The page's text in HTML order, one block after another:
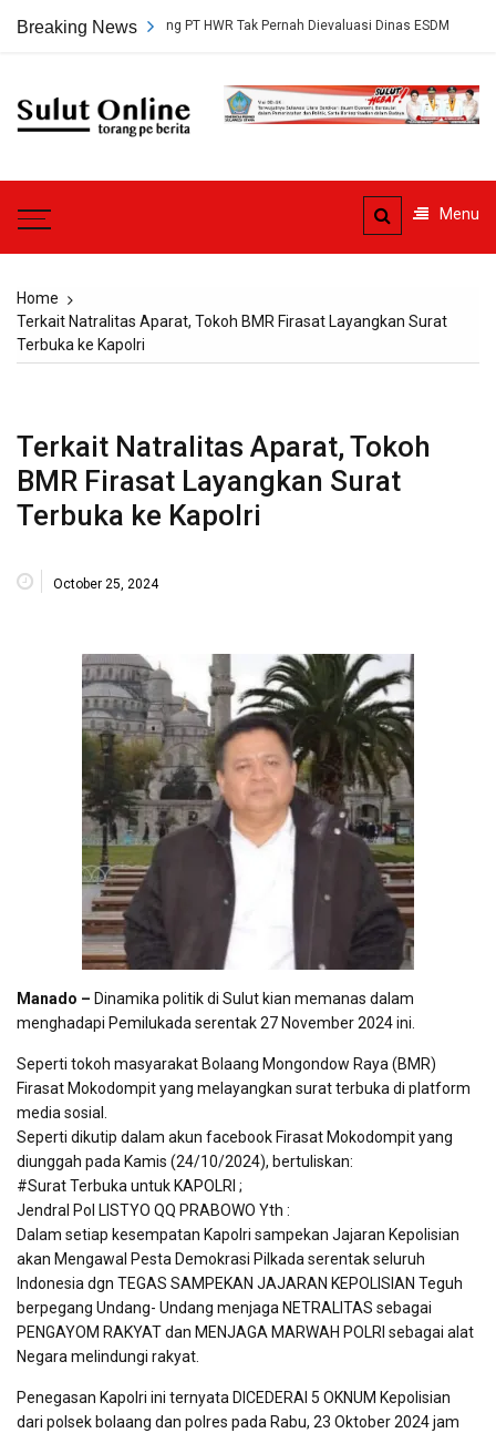
Breaking News
Tambang PT HWR Tak Pernah Dievaluasi Dinas ESDM
Sulut
Menu
Home
Terkait Natralitas Aparat, Tokoh BMR Firasat Layangkan Surat
Terbuka ke Kapolri
Terkait Natralitas Aparat, Tokoh
BMR Firasat Layangkan Surat
Terbuka ke Kapolri
October 25, 2024
Manado – Dinamika politik di Sulut kian memanas dalam
menghadapi Pemilukada serentak 27 November 2024 ini.
Seperti tokoh masyarakat Bolaang Mongondow Raya (BMR)
Firasat Mokodompit yang melayangkan surat terbuka di platform
media sosial.
Seperti dikutip dalam akun facebook Firasat Mokodompit yang
diunggah pada Kamis (24/10/2024), bertuliskan:
#Surat Terbuka untuk KAPOLRI ;
Jendral Pol LISTYO QQ PRABOWO Yth :
Dalam setiap kesempatan Kapolri sampekan Jajaran Kepolisian
akan Mengawal Pesta Demokrasi Pilkada serentak seluruh
Indonesia dgn TEGAS SAMPEKAN JAJARAN KEPOLISIAN Teguh
berpegang Undang- Undang menjaga NETRALITAS sebagai
PENGAYOM RAKYAT dan MENJAGA MARWAH POLRI sebagai alat
Negara melindungi rakyat.
Penegasan Kapolri ini ternyata DICEDERAI 5 OKNUM Kepolisian
dari polsek bolaang dan polres pada Rabu, 23 Oktober 2024 jam